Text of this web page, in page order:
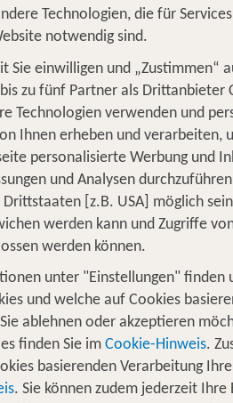
Ferienhaus Mietwagen
Privattransfer
Erfurt
Technologien, die für
notwendig sind.
Sie einwilligen und „Zustimmen“
zu fünf Partner als Drittanbieter
Technologien verwenden und
Ihnen erheben und verarbeiten,
personalisierte Werbung und
und Analysen
[z.B. USA] möglich
werden kann und Zugriffe
werden können.
unter "Einstellungen" finden
und welche auf Cookies
ablehnen oder akzeptieren
finden Sie im Cookie-Hinweis.
basierenden Verarbeitung
. Sie können zudem jederzeit Ihre